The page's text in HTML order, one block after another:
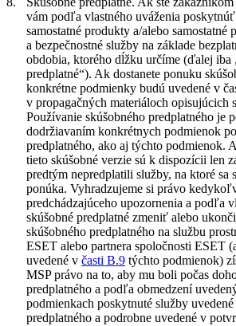
vám podľa vlastného uváženia
samostatné produkty a/alebo samostatné
a bezpečnostné služby na základe
obdobia, ktorého dĺžku určíme (ďalej iba
predplatné“). Ak dostanete ponuku
konkrétne podmienky budú uvedené v
v propagačných materiáloch opisujúcich
Používanie skúšobného predplatného je
dodržiavaním konkrétnych podmienok
predplatného, ako aj týchto podmienok.
tieto skúšobné verzie sú k dispozícii len
predtým nepredplatili služby, na ktoré sa
ponúka. Vyhradzujeme si právo
predchádzajúceho upozornenia a podľa
skúšobné predplatné zmeniť alebo
skúšobného predplatného na službu
ESET alebo partnera spoločnosti ESET
uvedené v časti B.9 týchto podmienok)
MSP právo na to, aby mu boli počas
predplatného a podľa obmedzení
podmienkach poskytnuté služby
predplatného a podrobne uvedené v